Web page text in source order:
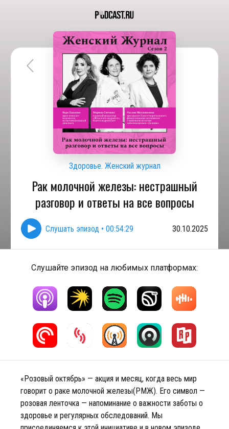
Здоровье. Женский журнал
Рак молочной железы: нестрашный
разговор и ответы на все вопросы
Слушать эпизод • 00:54:29 30.10.2025
Слушайте эпизод на любимых платформах:
«Розовый октябрь» — акция и месяц, когда весь мир
говорит о раке молочной железы(РМЖ). Его символ —
розовая ленточка — напоминание о важности заботы о
здоровье и регулярных обследований. Мы